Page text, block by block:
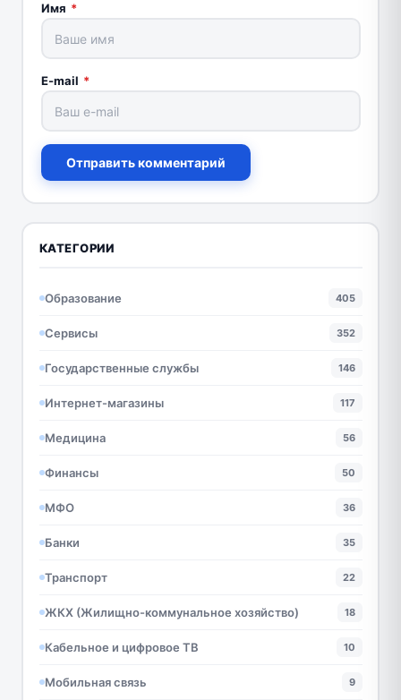
Имя *
E-mail *
Отправить комментарий
КАТЕГОРИИ
Образование 405
Сервисы 352
Государственные службы 146
Интернет-магазины 117
Медицина 56
Финансы 50
МФО 36
Банки 35
Транспорт 22
ЖКХ (Жилищно-коммунальное хозяйство) 18
Кабельное и цифровое ТВ 10
Мобильная связь 9